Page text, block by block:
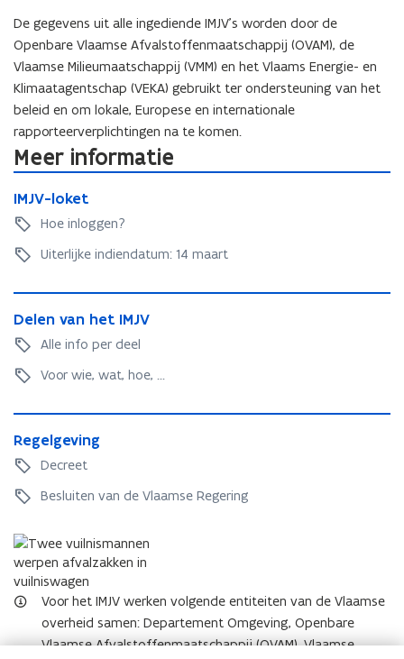
De gegevens uit alle ingediende IMJV’s worden door de
Openbare Vlaamse Afvalstoffenmaatschappij (OVAM), de
Vlaamse Milieumaatschappij (VMM) en het Vlaams Energie- en
Klimaatagentschap (VEKA) gebruikt ter ondersteuning van het
beleid en om lokale, Europese en internationale
rapporteerverplichtingen na te komen.
Meer informatie
M
J
-
o
k
t
IMJV-loket
I
M
V
l
o
k
e
t
Hoe inloggen?
Uiterlijke indiendatum: 14 maart
e
n
a
n
e
t
J
V
Delen van het IMJV
D
e
e
v
a
n
h
e
M
J
V
Alle info per deel
Voor wie, wat, hoe, ...
e
g
e
v
n
g
Regelgeving
R
e
g
e
g
e
v
i
n
Decreet
Besluiten van de Vlaamse Regering
Voor het IMJV werken volgende entiteiten van de Vlaamse
overheid samen: Departement Omgeving, Openbare
Vlaamse Afvalstoffenmaatschappij (OVAM), Vlaamse